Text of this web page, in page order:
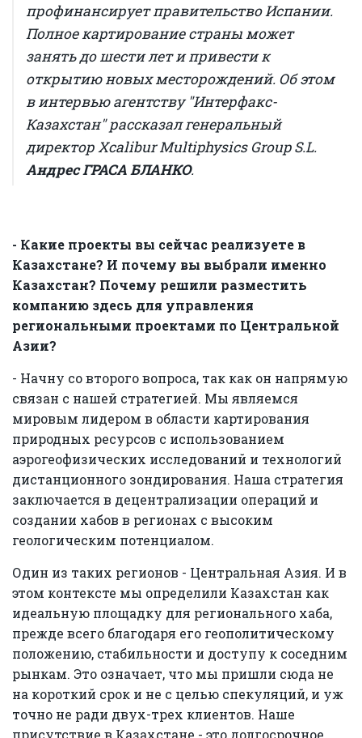
профинансирует правительство Испании.
Полное картирование страны может
занять до шести лет и привести к
открытию новых месторождений. Об этом
в интервью агентству "Интерфакс-
Казахстан" рассказал генеральный
директор Xcalibur Multiphysics Group S.L.
Андрес ГРАСА БЛАНКО.
- Какие проекты вы сейчас реализуете в
Казахстане? И почему вы выбрали именно
Казахстан? Почему решили разместить
компанию здесь для управления
региональными проектами по Центральной
Азии?
- Начну со второго вопроса, так как он напрямую
связан с нашей стратегией. Мы являемся
мировым лидером в области картирования
природных ресурсов с использованием
аэрогеофизических исследований и технологий
дистанционного зондирования. Наша стратегия
заключается в децентрализации операций и
создании хабов в регионах с высоким
геологическим потенциалом.
Один из таких регионов - Центральная Азия. И в
этом контексте мы определили Казахстан как
идеальную площадку для регионального хаба,
прежде всего благодаря его геополитическому
положению, стабильности и доступу к соседним
рынкам. Это означает, что мы пришли сюда не
на короткий срок и не с целью спекуляций, и уж
точно не ради двух-трех клиентов. Наше
присутствие в Казахстане - это долгосрочное